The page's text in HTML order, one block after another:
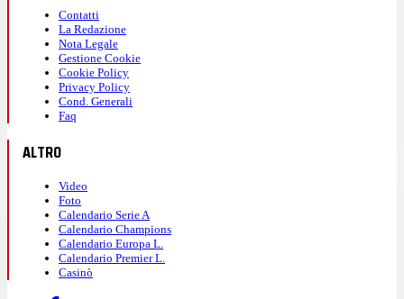
Contatti
La Redazione
Nota Legale
Gestione Cookie
Cookie Policy
Privacy Policy
Cond. Generali
Faq
ALTRO
Video
Foto
Calendario Serie A
Calendario Champions
Calendario Europa L.
Calendario Premier L.
Casinò